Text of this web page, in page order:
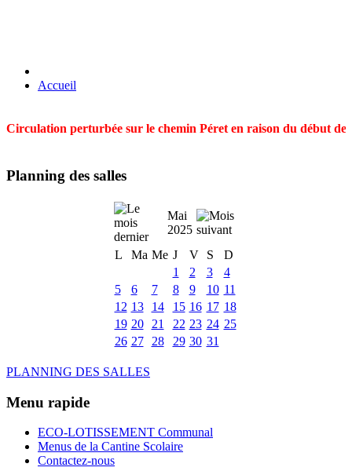
Accueil
Circulation perturbée sur le chemin Péret en raison du début
Planning des salles
Mai
2025
L
Ma Me J V S
D
1
2 3
4
5
6 7 8 9 10 11
12 13 14 15 16 17 18
19 20 21 22 23 24 25
26 27 28 29 30 31
PLANNING DES SALLES
Menu rapide
ECO-LOTISSEMENT Communal
Menus de la Cantine Scolaire
Contactez-nous